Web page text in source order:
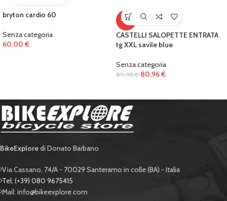
bryton cardio 60
Senza categoria
60,00 €
-10%
CASTELLI SALOPETTE ENTRATA
tg XXL savile blue
Senza categoria
89,95€ 80,96€
BikeExploredi Donato Barbano
Via Cassano, 74/A - 70029 Santeramo in colle (BA) - Italia
Tel: (+39) 080 9675415
Mail: info@bikeexplore.com